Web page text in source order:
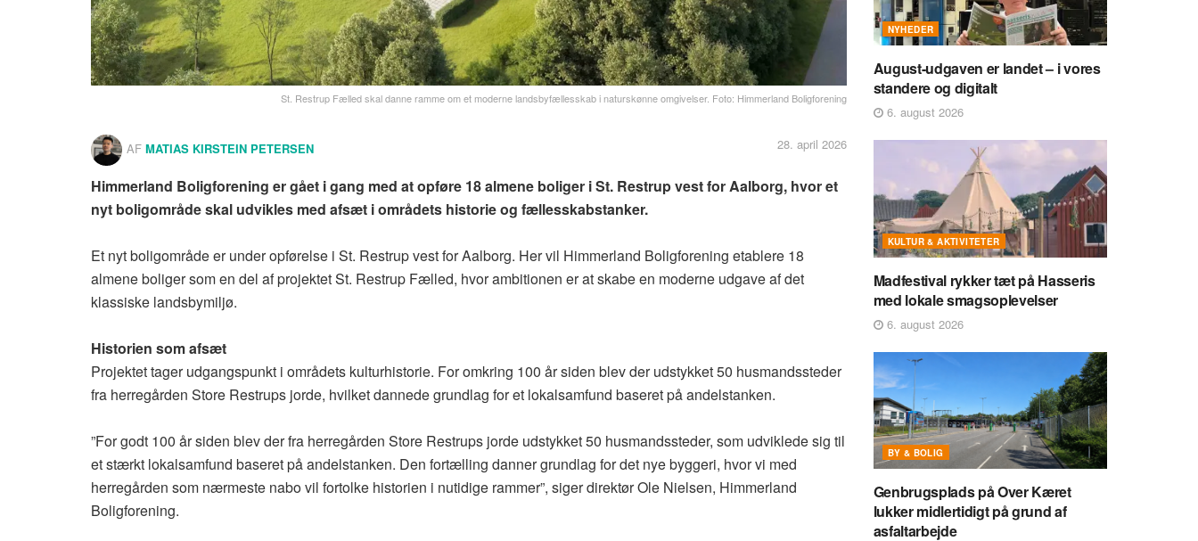
St. Restrup Fælled skal danne ramme om et moderne landsbyfællesskab i naturskønne omgivelser. Foto: Himmerland Boligforening
AF MATIAS KIRSTEIN PETERSEN 28. april 2026
Himmerland Boligforening er gået i gang med at opføre 18 almene boliger i St. Restrup vest for Aalborg, hvor et
nyt boligområde skal udvikles med afsæt i områdets historie og fællesskabstanker.
Et nyt boligområde er under opførelse i St. Restrup vest for Aalborg. Her vil Himmerland Boligforening etablere 18
almene boliger som en del af projektet St. Restrup Fælled, hvor ambitionen er at skabe en moderne udgave af det
klassiske landsbymiljø.
Historien som afsæt
Projektet tager udgangspunkt i områdets kulturhistorie. For omkring 100 år siden blev der udstykket 50 husmandssteder
fra herregården Store Restrups jorde, hvilket dannede grundlag for et lokalsamfund baseret på andelstanken.
”For godt 100 år siden blev der fra herregården Store Restrups jorde udstykket 50 husmandssteder, som udviklede sig til
et stærkt lokalsamfund baseret på andelstanken. Den fortælling danner grundlag for det nye byggeri, hvor vi med
herregården som nærmeste nabo vil fortolke historien i nutidige rammer”, siger direktør Ole Nielsen, Himmerland
Boligforening.
NYHEDER
August-udgaven er landet – i vores
standere og digitalt
6. august 2026
KULTUR & AKTIVITETER
Madfestival rykker tæt på Hasseris
med lokale smagsoplevelser
6. august 2026
BY & BOLIG
Genbrugsplads på Over Kæret
lukker midlertidigt på grund af
asfaltarbejde